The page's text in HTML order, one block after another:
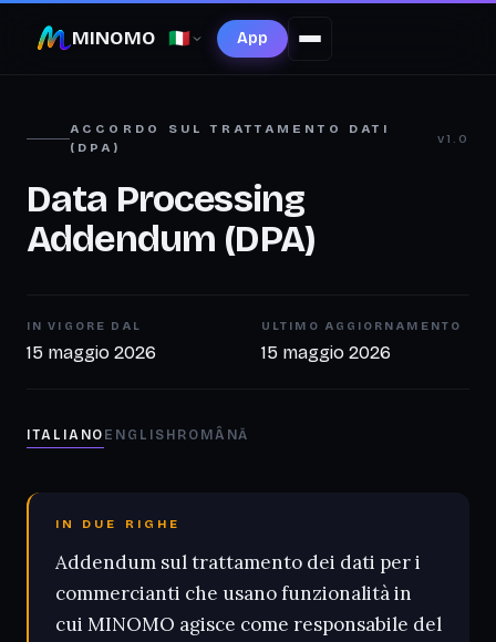
MINOMO 🇮🇹 App
ACCORDO SUL TRATTAMENTO DATI
(DPA)
v1.0
Data Processing
Addendum (DPA)
IN VIGORE DAL
15 maggio 2026
ULTIMO AGGIORNAMENTO
15 maggio 2026
ITALIANO ENGLISH ROMÂNĂ
IN DUE RIGHE
Addendum sul trattamento dei dati per i
commercianti che usano funzionalità in
cui MINOMO agisce come responsabile del